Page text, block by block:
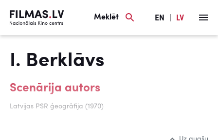
Meklēt EN LV
I. Berklāvs
Scenārija autors
Latvijas PSR ģeogrāfija (1970)